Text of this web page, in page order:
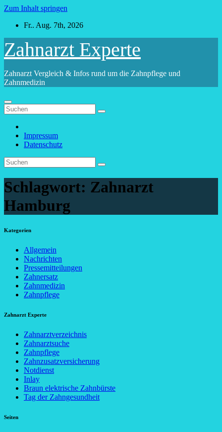
Zum Inhalt springen
Fr.. Aug. 7th, 2026
Zahnarzt Experte
Zahnarzt Vergleich & Infos rund um die Zahnpflege und
Zahnmedizin
Impressum
Datenschutz
Schlagwort: Zahnarzt
Hamburg
Kategorien
Allgemein
Nachrichten
Pressemitteilungen
Zahnersatz
Zahnmedizin
Zahnpflege
Zahnarzt Experte
Zahnarztverzeichnis
Zahnarztsuche
Zahnpflege
Zahnzusatzversicherung
Notdienst
Inlay
Braun elektrische Zahnbürste
Tag der Zahngesundheit
Seiten